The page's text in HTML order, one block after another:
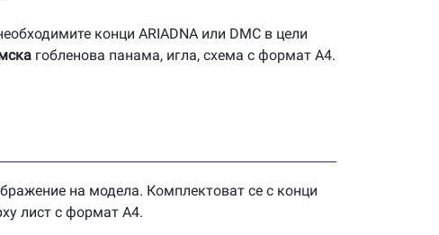
конци ARIADNA или DMC в цели
гобленова панама, игла, схема с формат А4.
на модела. Комплектоват се с конци
лист с формат А4.